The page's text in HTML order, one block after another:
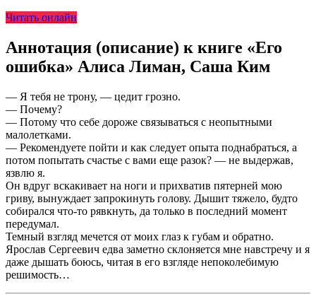
Читать онлайн
Аннотация (описание) к книге «Его
ошибка» Алиса Лиман, Саша Ким
— Я тебя не трону, — цедит грозно.
— Почему?
— Потому что себе дороже связываться с неопытными
малолетками.
— Рекомендуете пойти и как следует опыта поднабраться, а
потом попытать счастье с вами еще разок? — не выдержав,
язвлю я.
Он вдруг вскакивает на ноги и прихватив пятерней мою
гриву, вынуждает запрокинуть голову. Дышит тяжело, будто
собирался что-то рявкнуть, да только в последний момент
передумал.
Темный взгляд мечется от моих глаз к губам и обратно.
Ярослав Сергеевич едва заметно склоняется мне навстречу и я
даже дышать боюсь, читая в его взгляде непоколебимую
решимость…